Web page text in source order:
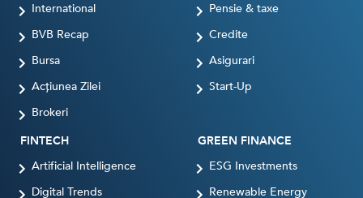
International
BVB Recap
Bursa
Acțiunea Zilei
Brokeri
Pensie & taxe
Credite
Asigurari
Start-Up
FINTECH
Artificial Intelligence
Digital Trends
GREEN FINANCE
ESG Investments
Renewable Energy